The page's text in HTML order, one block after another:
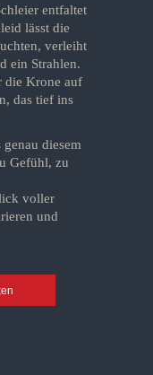
entfaltet
lässt die
verleiht
ein Strahlen.
die Krone auf
das tief ins
diesem
Gefühl, zu
voller
und